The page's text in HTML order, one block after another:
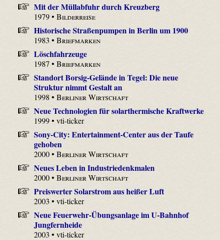
Mit der Müllabfuhr durch Kreuzberg
1979 •Bilderreise
Historische Straßenpumpen in Berlin um 1900
1983 •Briefmarken
Löschfahrzeuge
1987 •Briefmarken
Standort Borsig-Gelände in Tegel: Die neue
Struktur nimmt Gestalt an
1998 •Berliner Wirtschaft
Neue Technologien für solarthermische Kraftwerke
1999 • vti-ticker
Sony-City: Entertainment-Center aus der Taufe
gehoben
2000 •Berliner Wirtschaft
Neues Leben in Industriedenkmalen
2000 •Berliner Wirtschaft
Preiswerter Solarstrom aus heißer Luft
2003 • vti-ticker
Neue Feuerwehr-Übungsanlage im U-Bahnhof
Jungfernheide
2003 • vti-ticker